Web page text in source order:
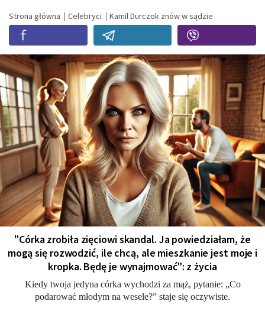
Strona główna Celebryci Kamil Durczok znów w sądzie
"Córka zrobiła zięciowi skandal. Ja powiedziałam, że
mogą się rozwodzić, ile chcą, ale mieszkanie jest moje i
kropka. Będę je wynajmować": z życia
Kiedy twoja jedyna córka wychodzi za mąż, pytanie: „Co
podarować młodym na wesele?” staje się oczywiste.